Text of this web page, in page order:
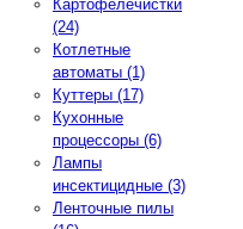
Картофелечистки
(24)
Котлетные
автоматы (1)
Куттеры (17)
Кухонные
процессоры (6)
Лампы
инсектицидные (3)
Ленточные пилы